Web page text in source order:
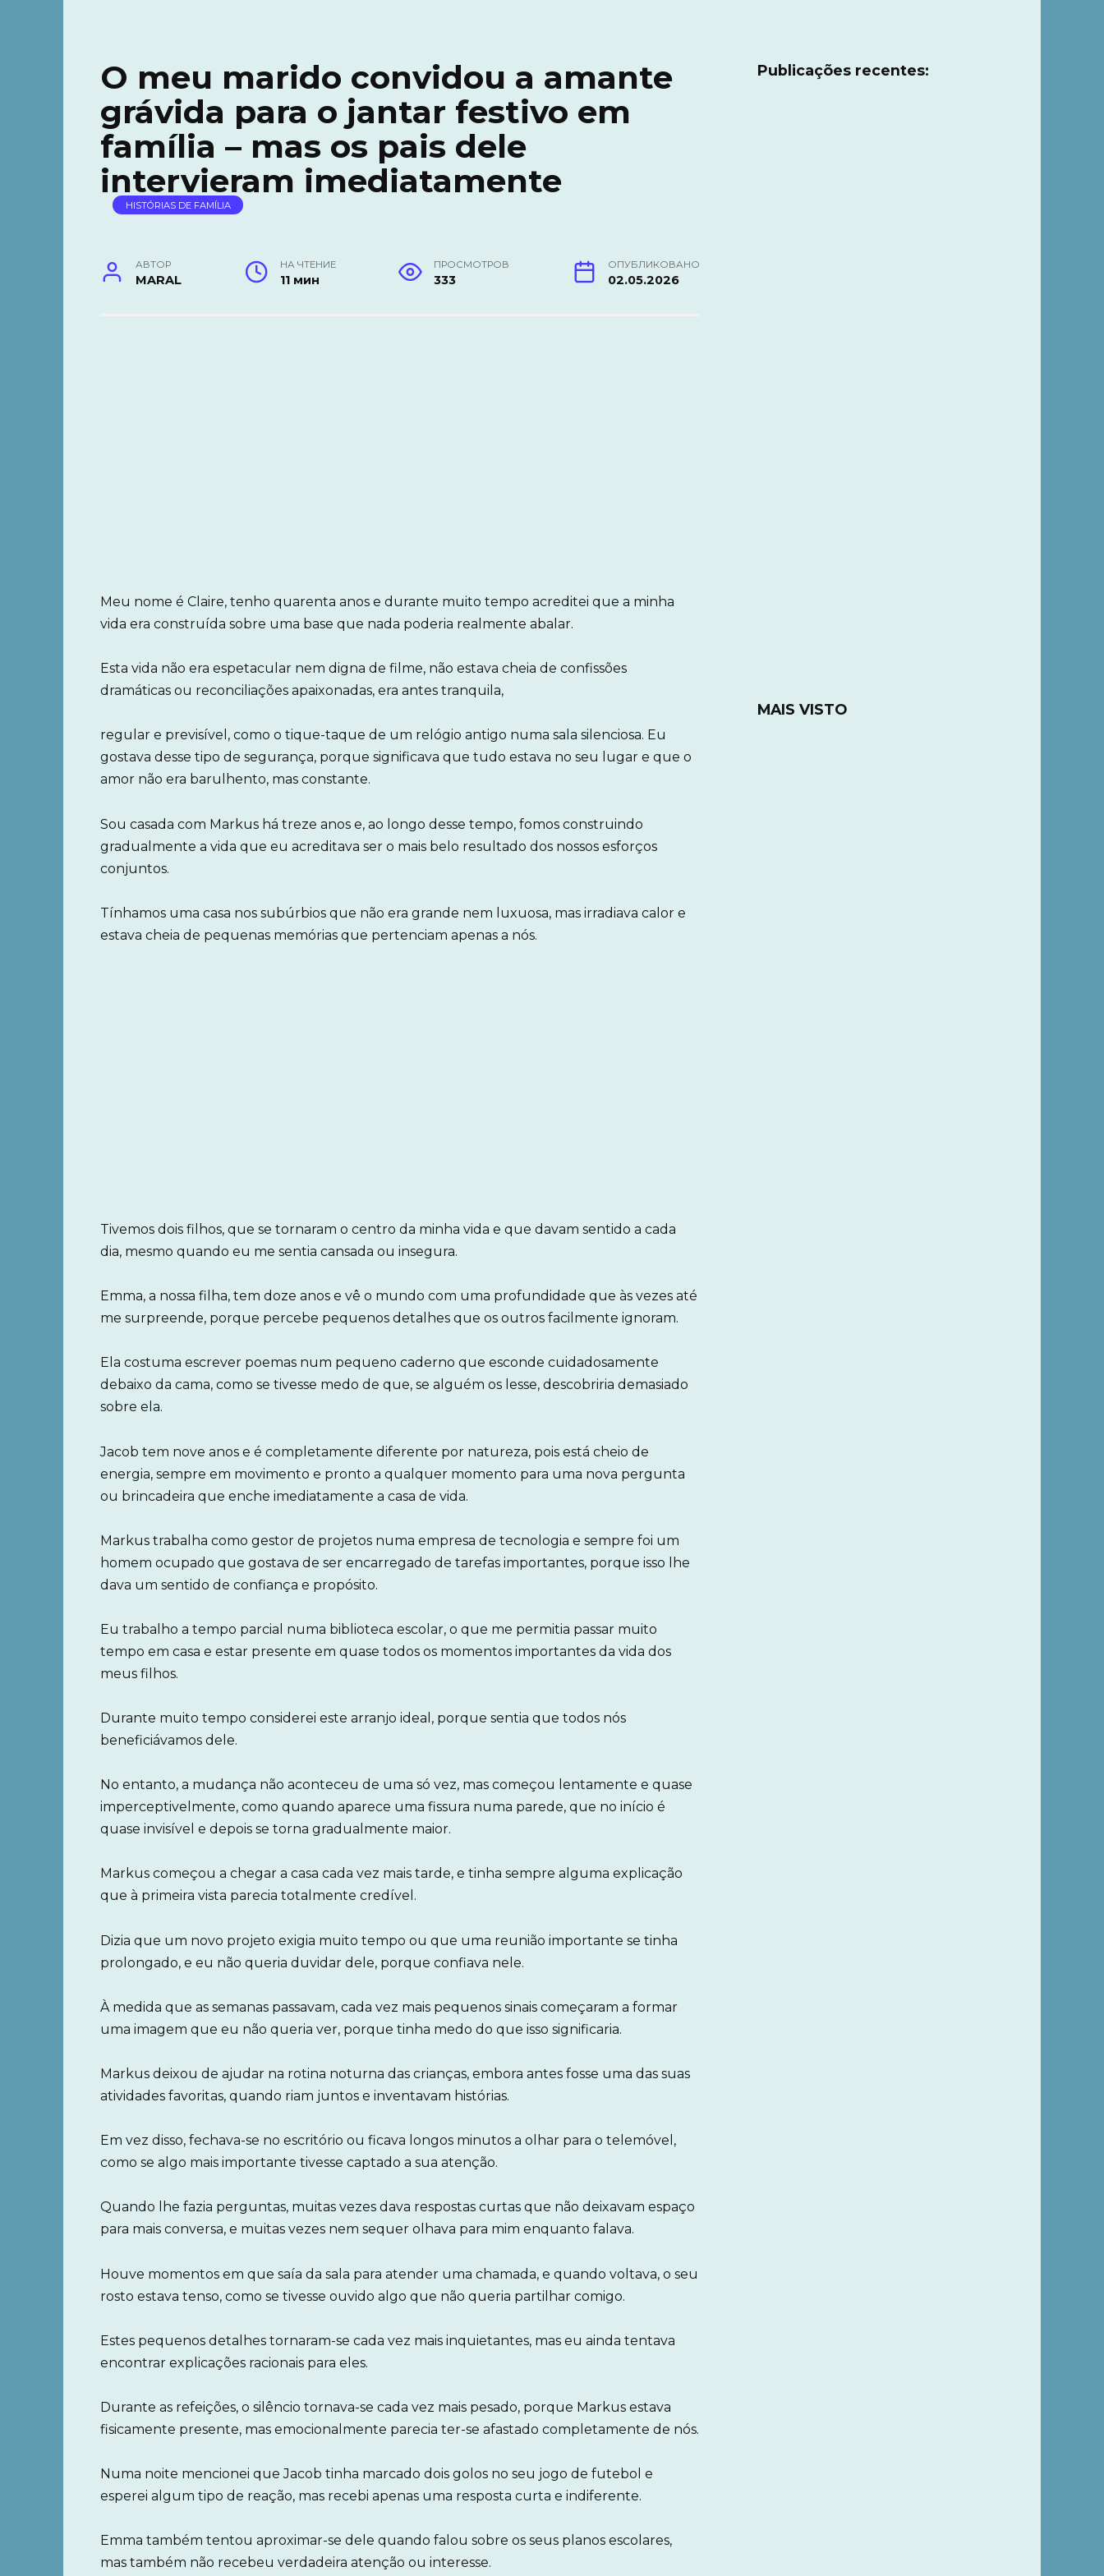
O meu marido convidou a amante
grávida para o jantar festivo em
família – mas os pais dele
intervieram imediatamente
HISTÓRIAS DE FAMÍLIA
АВТОР
MARAL
НА ЧТЕНИЕ
11 мин
ПРОСМОТРОВ
333
ОПУБЛИКОВАНО
02.05.2026
Meu nome é Claire, tenho quarenta anos e durante muito tempo acreditei que a minha
vida era construída sobre uma base que nada poderia realmente abalar.
Esta vida não era espetacular nem digna de filme, não estava cheia de confissões
dramáticas ou reconciliações apaixonadas, era antes tranquila,
regular e previsível, como o tique-taque de um relógio antigo numa sala silenciosa. Eu
gostava desse tipo de segurança, porque significava que tudo estava no seu lugar e que o
amor não era barulhento, mas constante.
Sou casada com Markus há treze anos e, ao longo desse tempo, fomos construindo
gradualmente a vida que eu acreditava ser o mais belo resultado dos nossos esforços
conjuntos.
Tínhamos uma casa nos subúrbios que não era grande nem luxuosa, mas irradiava calor e
estava cheia de pequenas memórias que pertenciam apenas a nós.
Tivemos dois filhos, que se tornaram o centro da minha vida e que davam sentido a cada
dia, mesmo quando eu me sentia cansada ou insegura.
Emma, a nossa filha, tem doze anos e vê o mundo com uma profundidade que às vezes até
me surpreende, porque percebe pequenos detalhes que os outros facilmente ignoram.
Ela costuma escrever poemas num pequeno caderno que esconde cuidadosamente
debaixo da cama, como se tivesse medo de que, se alguém os lesse, descobriria demasiado
sobre ela.
Jacob tem nove anos e é completamente diferente por natureza, pois está cheio de
energia, sempre em movimento e pronto a qualquer momento para uma nova pergunta
ou brincadeira que enche imediatamente a casa de vida.
Markus trabalha como gestor de projetos numa empresa de tecnologia e sempre foi um
homem ocupado que gostava de ser encarregado de tarefas importantes, porque isso lhe
dava um sentido de confiança e propósito.
Eu trabalho a tempo parcial numa biblioteca escolar, o que me permitia passar muito
tempo em casa e estar presente em quase todos os momentos importantes da vida dos
meus filhos.
Durante muito tempo considerei este arranjo ideal, porque sentia que todos nós
beneficiávamos dele.
No entanto, a mudança não aconteceu de uma só vez, mas começou lentamente e quase
imperceptivelmente, como quando aparece uma fissura numa parede, que no início é
quase invisível e depois se torna gradualmente maior.
Markus começou a chegar a casa cada vez mais tarde, e tinha sempre alguma explicação
que à primeira vista parecia totalmente credível.
Dizia que um novo projeto exigia muito tempo ou que uma reunião importante se tinha
prolongado, e eu não queria duvidar dele, porque confiava nele.
À medida que as semanas passavam, cada vez mais pequenos sinais começaram a formar
uma imagem que eu não queria ver, porque tinha medo do que isso significaria.
Markus deixou de ajudar na rotina noturna das crianças, embora antes fosse uma das suas
atividades favoritas, quando riam juntos e inventavam histórias.
Em vez disso, fechava-se no escritório ou ficava longos minutos a olhar para o telemóvel,
como se algo mais importante tivesse captado a sua atenção.
Quando lhe fazia perguntas, muitas vezes dava respostas curtas que não deixavam espaço
para mais conversa, e muitas vezes nem sequer olhava para mim enquanto falava.
Houve momentos em que saía da sala para atender uma chamada, e quando voltava, o seu
rosto estava tenso, como se tivesse ouvido algo que não queria partilhar comigo.
Estes pequenos detalhes tornaram-se cada vez mais inquietantes, mas eu ainda tentava
encontrar explicações racionais para eles.
Durante as refeições, o silêncio tornava-se cada vez mais pesado, porque Markus estava
fisicamente presente, mas emocionalmente parecia ter-se afastado completamente de nós.
Numa noite mencionei que Jacob tinha marcado dois golos no seu jogo de futebol e
esperei algum tipo de reação, mas recebi apenas uma resposta curta e indiferente.
Emma também tentou aproximar-se dele quando falou sobre os seus planos escolares,
mas também não recebeu verdadeira atenção ou interesse.
Publicações recentes:
MAIS VISTO